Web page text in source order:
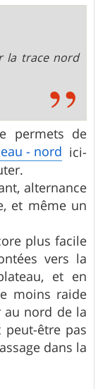
la trace nord
permets de
- nord ici-
alternance
et même un
plus facile
vers la
et en
moins raide
au nord de la
peut-être pas
dans la